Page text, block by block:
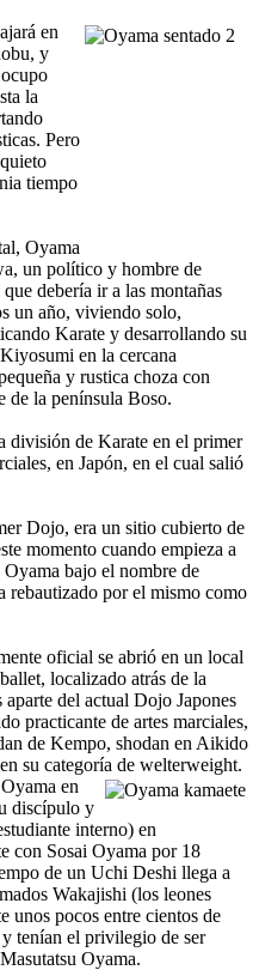
en
y
la
Pero
tiempo
Oyama
un político y hombre de
debería ir a las montañas
un año, viviendo solo,
Karate y desarrollando su
en la cercana
y rustica choza con
de la península Boso.
división de Karate en el primer
en Japón, en el cual salió
Dojo, era un sitio cubierto de
momento cuando empieza a
bajo el nombre de
rebautizado por el mismo como
oficial se abrió en un local
localizado atrás de la
del actual Dojo Japones
practicante de artes marciales,
de Kempo, shodan en Aikido
su categoría de welterweight.
en
discípulo y
interno) en
con Sosai Oyama por 18
de un Uchi Deshi llega a
Wakajishi (los leones
unos pocos entre cientos de
tenían el privilegio de ser
Oyama.